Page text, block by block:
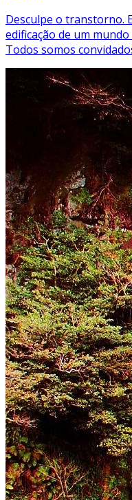
Desculpe o transtorno.
edificação de um
Todos somos